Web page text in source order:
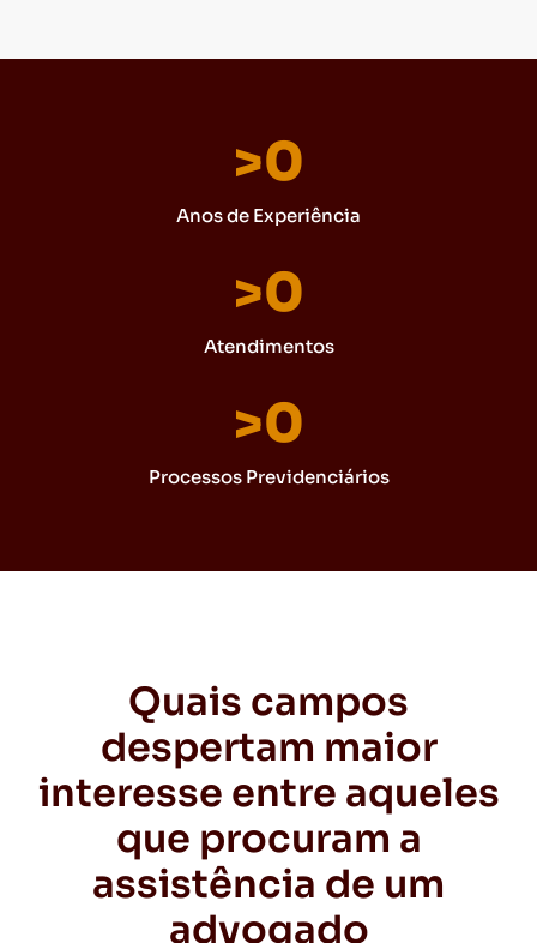
Anos de Experiência
>0
Atendimentos
>0
Processos Previdenciários
>0
Quais campos
despertam maior
interesse entre aqueles
que procuram a
assistência de um
advogado